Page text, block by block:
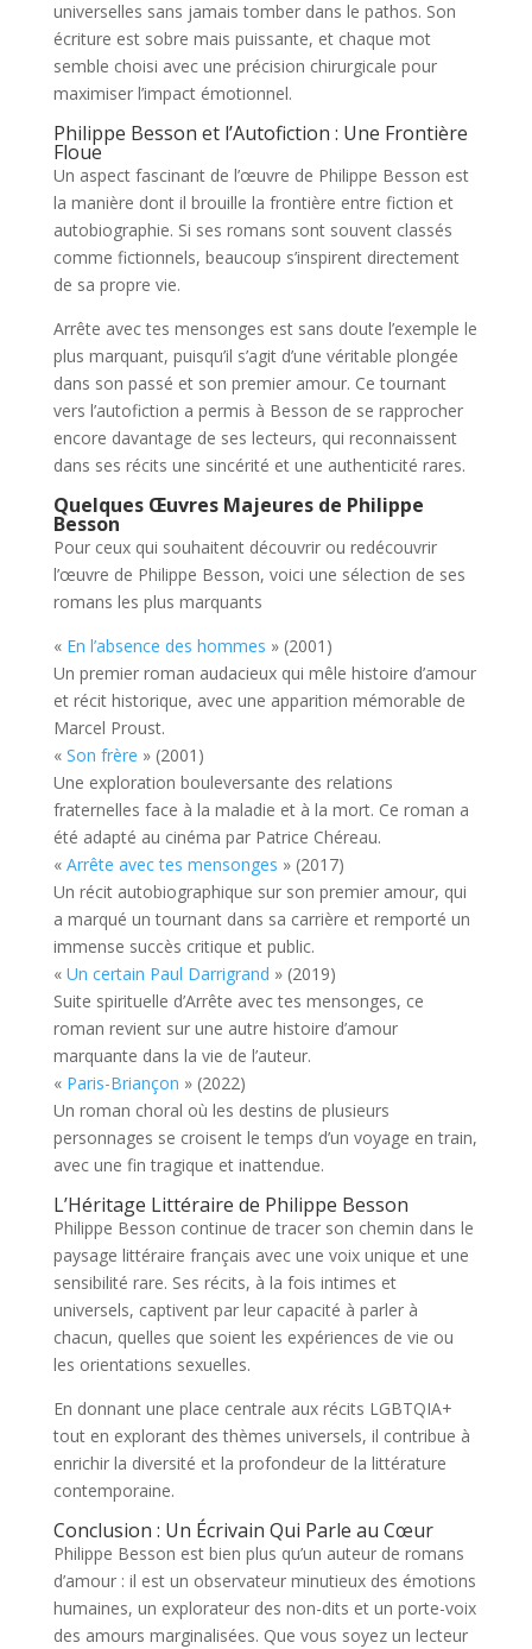
universelles sans jamais tomber dans le pathos. Son
écriture est sobre mais puissante, et chaque mot
semble choisi avec une précision chirurgicale pour
maximiser l’impact émotionnel.
Philippe Besson et l’Autofiction : Une Frontière
Floue
Un aspect fascinant de l’œuvre de Philippe Besson est
la manière dont il brouille la frontière entre fiction et
autobiographie. Si ses romans sont souvent classés
comme fictionnels, beaucoup s’inspirent directement
de sa propre vie.
Arrête avec tes mensonges est sans doute l’exemple le
plus marquant, puisqu’il s’agit d’une véritable plongée
dans son passé et son premier amour. Ce tournant
vers l’autofiction a permis à Besson de se rapprocher
encore davantage de ses lecteurs, qui reconnaissent
dans ses récits une sincérité et une authenticité rares.
Quelques Œuvres Majeures de Philippe
Besson
Pour ceux qui souhaitent découvrir ou redécouvrir
l’œuvre de Philippe Besson, voici une sélection de ses
romans les plus marquants
« En l’absence des hommes » (2001)
Un premier roman audacieux qui mêle histoire d’amour
et récit historique, avec une apparition mémorable de
Marcel Proust.
« Son frère » (2001)
Une exploration bouleversante des relations
fraternelles face à la maladie et à la mort. Ce roman a
été adapté au cinéma par Patrice Chéreau.
« Arrête avec tes mensonges » (2017)
Un récit autobiographique sur son premier amour, qui
a marqué un tournant dans sa carrière et remporté un
immense succès critique et public.
« Un certain Paul Darrigrand » (2019)
Suite spirituelle d’Arrête avec tes mensonges, ce
roman revient sur une autre histoire d’amour
marquante dans la vie de l’auteur.
« Paris-Briançon » (2022)
Un roman choral où les destins de plusieurs
personnages se croisent le temps d’un voyage en train,
avec une fin tragique et inattendue.
L’Héritage Littéraire de Philippe Besson
Philippe Besson continue de tracer son chemin dans le
paysage littéraire français avec une voix unique et une
sensibilité rare. Ses récits, à la fois intimes et
universels, captivent par leur capacité à parler à
chacun, quelles que soient les expériences de vie ou
les orientations sexuelles.
En donnant une place centrale aux récits LGBTQIA+
tout en explorant des thèmes universels, il contribue à
enrichir la diversité et la profondeur de la littérature
contemporaine.
Conclusion : Un Écrivain Qui Parle au Cœur
Philippe Besson est bien plus qu’un auteur de romans
d’amour : il est un observateur minutieux des émotions
humaines, un explorateur des non-dits et un porte-voix
des amours marginalisées. Que vous soyez un lecteur